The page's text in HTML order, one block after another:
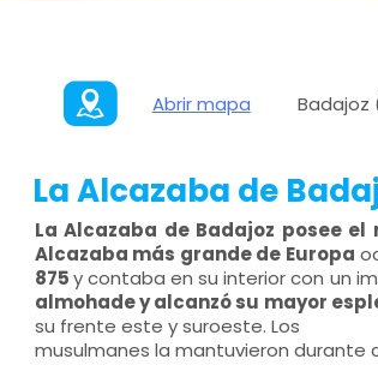
Abrir mapa Badajoz
La Alcazaba de
La Alcazaba de Badajoz posee
Alcazaba más grande de Europa
875y contaba en su interior con un
almohade y alcanzó su mayor
su frente este y suroeste. Los
musulmanes la mantuvieron durante